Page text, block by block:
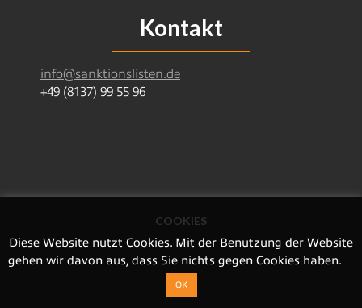
Kontakt
info@sanktionslisten.de
+49 (8137) 99 55 96
SanctionsDataServices GmbH | Leitlweg 19 | 85293
Reichertshausen | Deutschland
Amtsgericht Ingolstadt HRB 5430
COOKIES
Diese Website nutzt Cookies. Mit der Benutzung der Website
gehen wir davon aus, dass Sie nichts gegen Cookies haben.
OK